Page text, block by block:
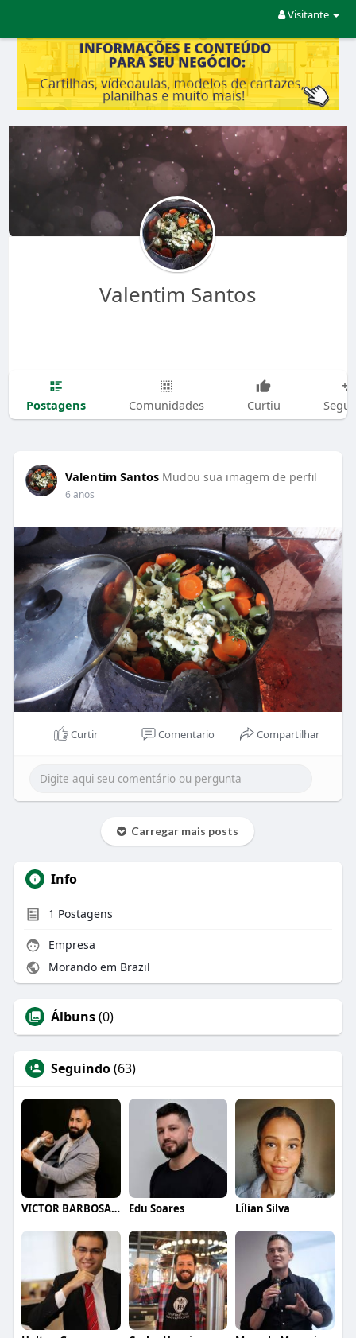
Visitante
Valentim Santos
Postagens Comunidades Curtiu
Valentim Santos Mudou sua imagem de perfil
6 anos
Curtir Comentario Compartilhar
Carregar mais posts
Info
1 Postagens
Empresa
Morando em Brazil
Álbuns(0)
Seguindo(63)
VICTOR BARBOSA QUARANTA Edu Soares Lílian Silva